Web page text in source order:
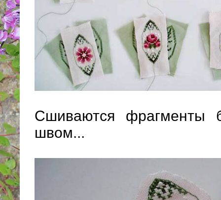
Сшиваются фрагменты
швом...